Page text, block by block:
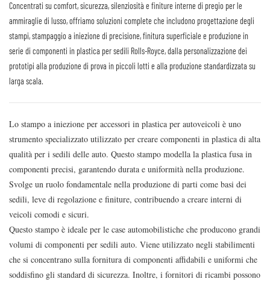
Concentrati su comfort, sicurezza, silenziosità e finiture interne di pregio per le
ammiraglie di lusso, offriamo soluzioni complete che includono progettazione degli
stampi, stampaggio a iniezione di precisione, finitura superficiale e produzione in
serie di componenti in plastica per sedili Rolls-Royce, dalla personalizzazione dei
prototipi alla produzione di prova in piccoli lotti e alla produzione standardizzata su
larga scala.
Lo stampo a iniezione per accessori in plastica per autoveicoli è uno
strumento specializzato utilizzato per creare componenti in plastica di alta
qualità per i sedili delle auto. Questo stampo modella la plastica fusa in
componenti precisi, garantendo durata e uniformità nella produzione.
Svolge un ruolo fondamentale nella produzione di parti come basi dei
sedili, leve di regolazione e finiture, contribuendo a creare interni di
veicoli comodi e sicuri.
Questo stampo è ideale per le case automobilistiche che producono grandi
volumi di componenti per sedili auto. Viene utilizzato negli stabilimenti
che si concentrano sulla fornitura di componenti affidabili e uniformi che
soddisfino gli standard di sicurezza. Inoltre, i fornitori di ricambi possono